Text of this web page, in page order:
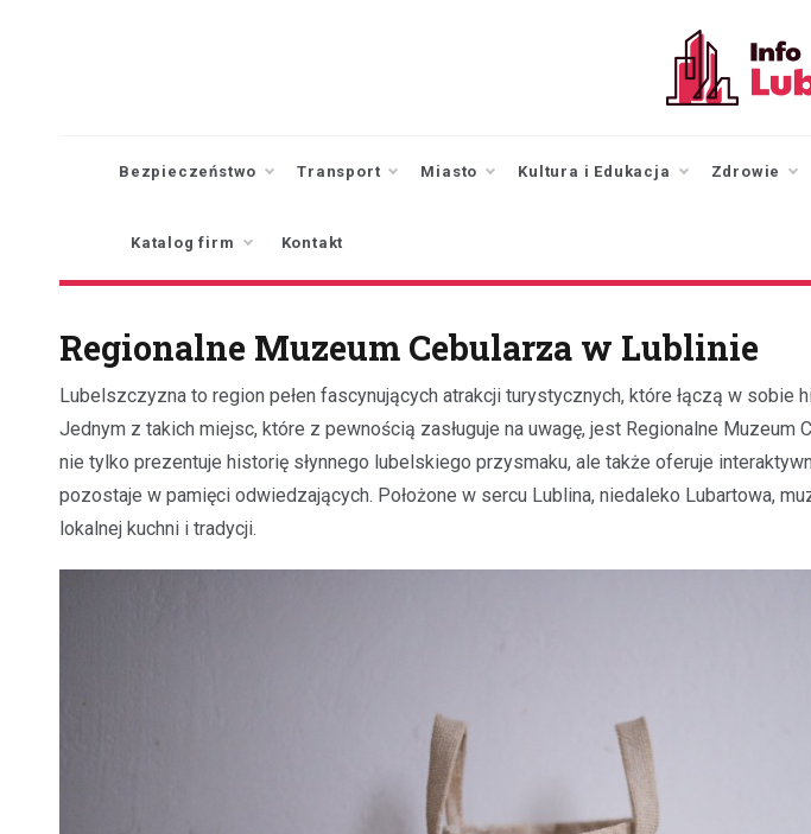
Bezpieczeństwo Transport Miasto Kultura i Edukacja Zdrowie
Katalog firm Kontakt
Regionalne Muzeum Cebularza w Lublinie
Lubelszczyzna to region pełen fascynujących atrakcji turystycznych, które łączą w sobie
Jednym z takich miejsc, które z pewnością zasługuje na uwagę, jest Regionalne Muzeum
nie tylko prezentuje historię słynnego lubelskiego przysmaku, ale także oferuje
pozostaje w pamięci odwiedzających. Położone w sercu Lublina, niedaleko Lubartowa,
lokalnej kuchni i tradycji.